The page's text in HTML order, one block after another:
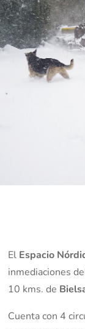
El Espacio
inmediaciones
10 kms. de
Cuenta con 4